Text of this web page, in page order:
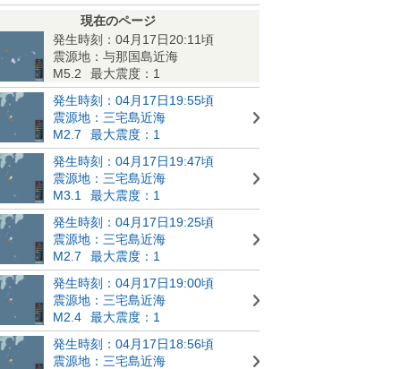
現在のページ
発生時刻：04月17日20:11頃
震源地：与那国島近海
M5.2
最大震度：1
発生時刻：04月17日19:55頃
震源地：三宅島近海
M2.7
最大震度：1
発生時刻：04月17日19:47頃
震源地：三宅島近海
M3.1
最大震度：1
発生時刻：04月17日19:25頃
震源地：三宅島近海
M2.7
最大震度：1
発生時刻：04月17日19:00頃
震源地：三宅島近海
M2.4
最大震度：1
発生時刻：04月17日18:56頃
震源地：三宅島近海